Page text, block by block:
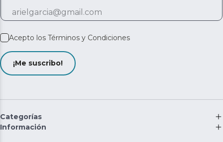
Acepto los Términos y Condiciones
¡Me suscribo!
Categorías
Información